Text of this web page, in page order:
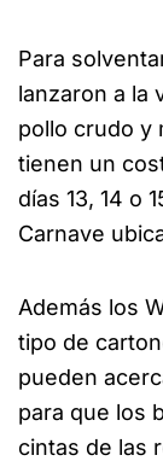
Para
lanzaron a la
pollo crudo y
tienen un
días 13, 14 o
Carnave
Además los
tipo de
pueden
para que los
cintas de las